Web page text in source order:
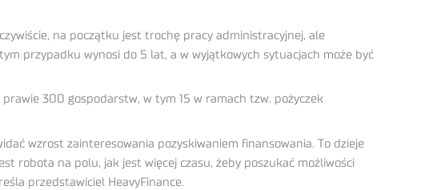
na początku jest trochę pracy administracyjnej, ale
przypadku wynosi do 5 lat, a w wyjątkowych sytuacjach może być
300 gospodarstw, w tym 15 w ramach tzw. pożyczek
wzrost zainteresowania pozyskiwaniem finansowania. To dzieje
robota na polu, jak jest więcej czasu, żeby poszukać możliwości
przedstawiciel HeavyFinance.